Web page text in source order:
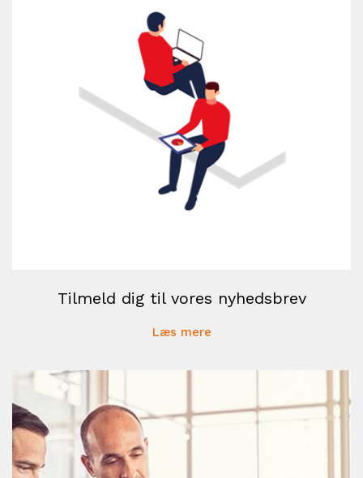
Tilmeld dig til vores nyhedsbrev
Læs mere